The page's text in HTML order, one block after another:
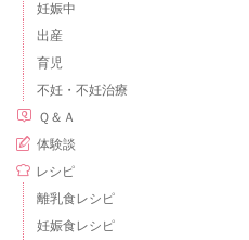
妊娠中
出産
育児
不妊・不妊治療
Ｑ＆Ａ
体験談
レシピ
離乳食レシピ
妊娠食レシピ